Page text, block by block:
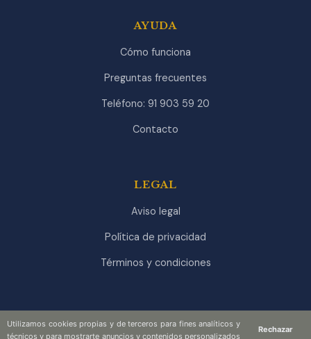
Utilizamos cookies propias y de terceros para fines analíticos y
técnicos y para mostrarte anuncios y contenidos personalizados
Rechazar
AYUDA
Cómo funciona
Preguntas frecuentes
Teléfono: 91 903 59 20
Contacto
LEGAL
Aviso legal
Política de privacidad
Términos y condiciones